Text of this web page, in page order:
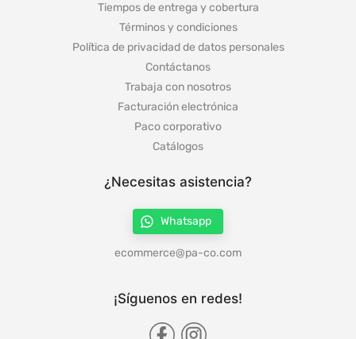
Tiempos de entrega y cobertura
Términos y condiciones
Política de privacidad de datos personales
Contáctanos
Trabaja con nosotros
Facturación electrónica
Paco corporativo
Catálogos
¿Necesitas asistencia?
Whatsapp
ecommerce@pa-co.com
¡Síguenos en redes!